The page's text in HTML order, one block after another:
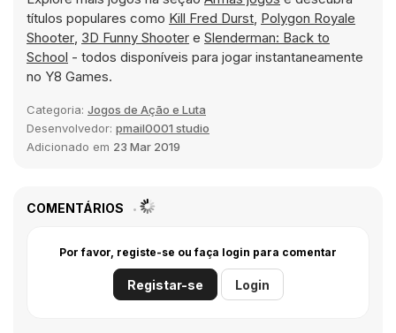
títulos populares como Kill Fred Durst, Polygon Royale
Shooter, 3D Funny Shooter e Slenderman: Back to
School - todos disponíveis para jogar instantaneamente
no Y8 Games.
Categoria: Jogos de Ação e Luta
Desenvolvedor: pmail0001 studio
Adicionado em 23 Mar 2019
COMENTÁRIOS
Por favor, registe-se ou faça login para comentar
Registar-se Login